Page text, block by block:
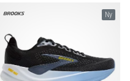
Ny